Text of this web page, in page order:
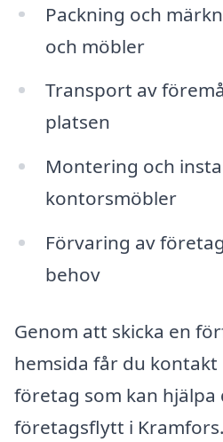
Packning och
och möbler
Transport av
platsen
Montering och
kontorsmöbler
Förvaring av
behov
Genom att skicka en
hemsida får du
företag som kan hjälpa
företagsflytt i